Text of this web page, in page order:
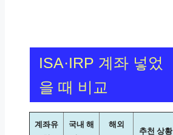
ISA·IRP 계좌 넣었
을 때 비교
계좌유
국내 해
해외
추천 상황